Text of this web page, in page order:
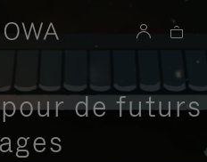
de futurs